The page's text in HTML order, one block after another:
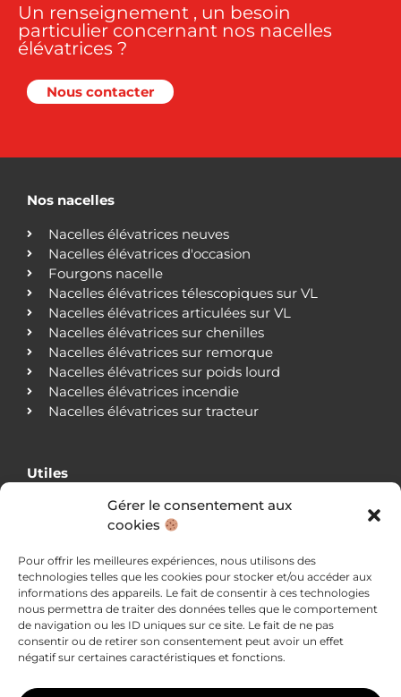
Gérer le consentement aux
cookies
Pour offrir les meilleures expériences, nous utilisons des
technologies telles que les cookies pour stocker et/ou accéder aux
informations des appareils. Le fait de consentir à ces technologies
nous permettra de traiter des données telles que le comportement
de navigation ou les ID uniques sur ce site. Le fait de ne pas
consentir ou de retirer son consentement peut avoir un effet
négatif sur certaines caractéristiques et fonctions.
Un renseignement , un besoin
particulier concernant nos nacelles
élévatrices ?
Nous contacter
Nos nacelles
Nacelles élévatrices neuves
Nacelles élévatrices d'occasion
Fourgons nacelle
Nacelles élévatrices télescopiques sur VL
Nacelles élévatrices articulées sur VL
Nacelles élévatrices sur chenilles
Nacelles élévatrices sur remorque
Nacelles élévatrices sur poids lourd
Nacelles élévatrices incendie
Nacelles élévatrices sur tracteur
Utiles
Qui sommes-nous ?
Nos agences
Actualités
Blog
Nous contacter
Mentions légales
Politique de confidentialité